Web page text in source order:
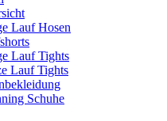
Lauf Hosen
Lauf Tights
Lauf Tights
Schuhe